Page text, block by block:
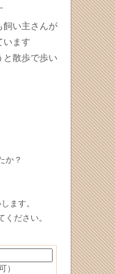
飼い主さんが
います
と散歩で歩い
か？
ます。
ください。
）